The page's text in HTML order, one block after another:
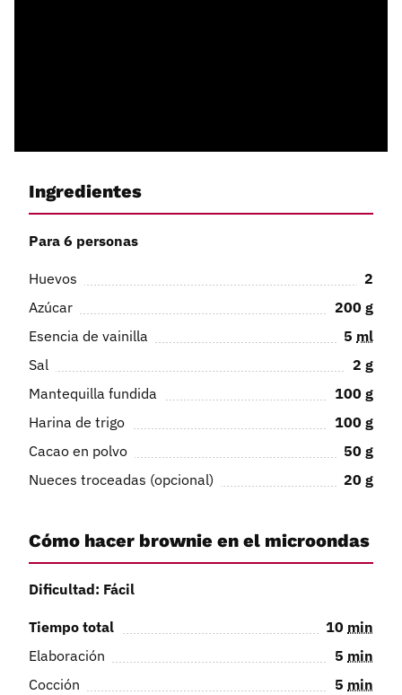
Ingredientes
Para 6 personas
Huevos
2
Azúcar
200 g
Esencia de vainilla
5 ml
Sal
2 g
Mantequilla fundida
100 g
Harina de trigo
100 g
Cacao en polvo
50 g
Nueces troceadas (opcional)
20 g
Cómo hacer brownie en el microondas
Dificultad: Fácil
Tiempo total 10 min
Elaboración
5 min
Cocción
5 min